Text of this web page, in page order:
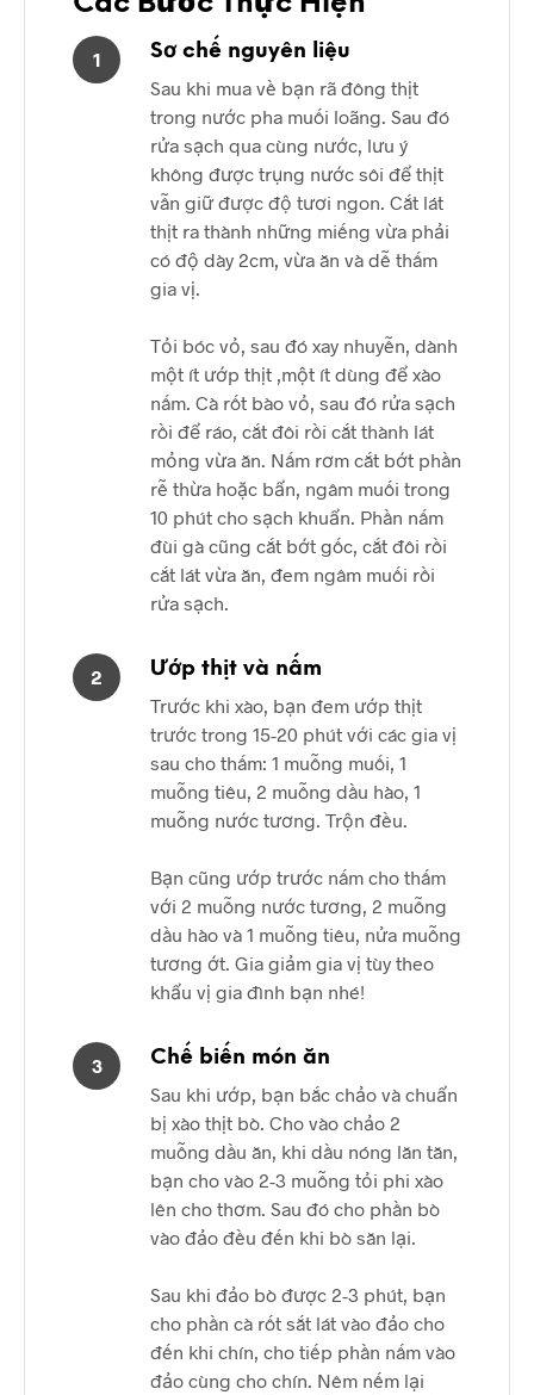
1
Sơ chế nguyên liệu
Sau khi mua về bạn rã đông thịt
trong nước pha muối loãng. Sau đó
rửa sạch qua cùng nước, lưu ý
không được trụng nước sôi để thịt
vẫn giữ được độ tươi ngon. Cắt lát
thịt ra thành những miếng vừa phải
có độ dày 2cm, vừa ăn và dễ thấm
gia vị.
Tỏi bóc vỏ, sau đó xay nhuyễn, dành
một ít ướp thịt ,một ít dùng để xào
nấm. Cà rốt bào vỏ, sau đó rửa sạch
rồi để ráo, cắt đôi rồi cắt thành lát
mỏng vừa ăn. Nấm rơm cắt bớt phần
rễ thừa hoặc bẩn, ngâm muối trong
10 phút cho sạch khuẩn. Phần nấm
đùi gà cũng cắt bớt gốc, cắt đôi rồi
cắt lát vừa ăn, đem ngâm muối rồi
rửa sạch.
2
Ướp thịt và nấm
Trước khi xào, bạn đem ướp thịt
trước trong 15-20 phút với các gia vị
sau cho thấm: 1 muỗng muối, 1
muỗng tiêu, 2 muỗng dầu hào, 1
muỗng nước tương. Trộn đều.
Bạn cũng ướp trước nấm cho thấm
với 2 muỗng nước tương, 2 muỗng
dầu hào và 1 muỗng tiêu, nửa muỗng
tương ớt. Gia giảm gia vị tùy theo
khẩu vị gia đình bạn nhé!
3
Chế biến món ăn
Sau khi ướp, bạn bắc chảo và chuẩn
bị xào thịt bò. Cho vào chảo 2
muỗng dầu ăn, khi dầu nóng lăn tăn,
bạn cho vào 2-3 muỗng tỏi phi xào
lên cho thơm. Sau đó cho phần bò
vào đảo đều đến khi bò săn lại.
Sau khi đảo bò được 2-3 phút, bạn
cho phần cà rốt sắt lát vào đảo cho
đến khi chín, cho tiếp phần nấm vào
đảo cùng cho chín. Nêm nếm lại